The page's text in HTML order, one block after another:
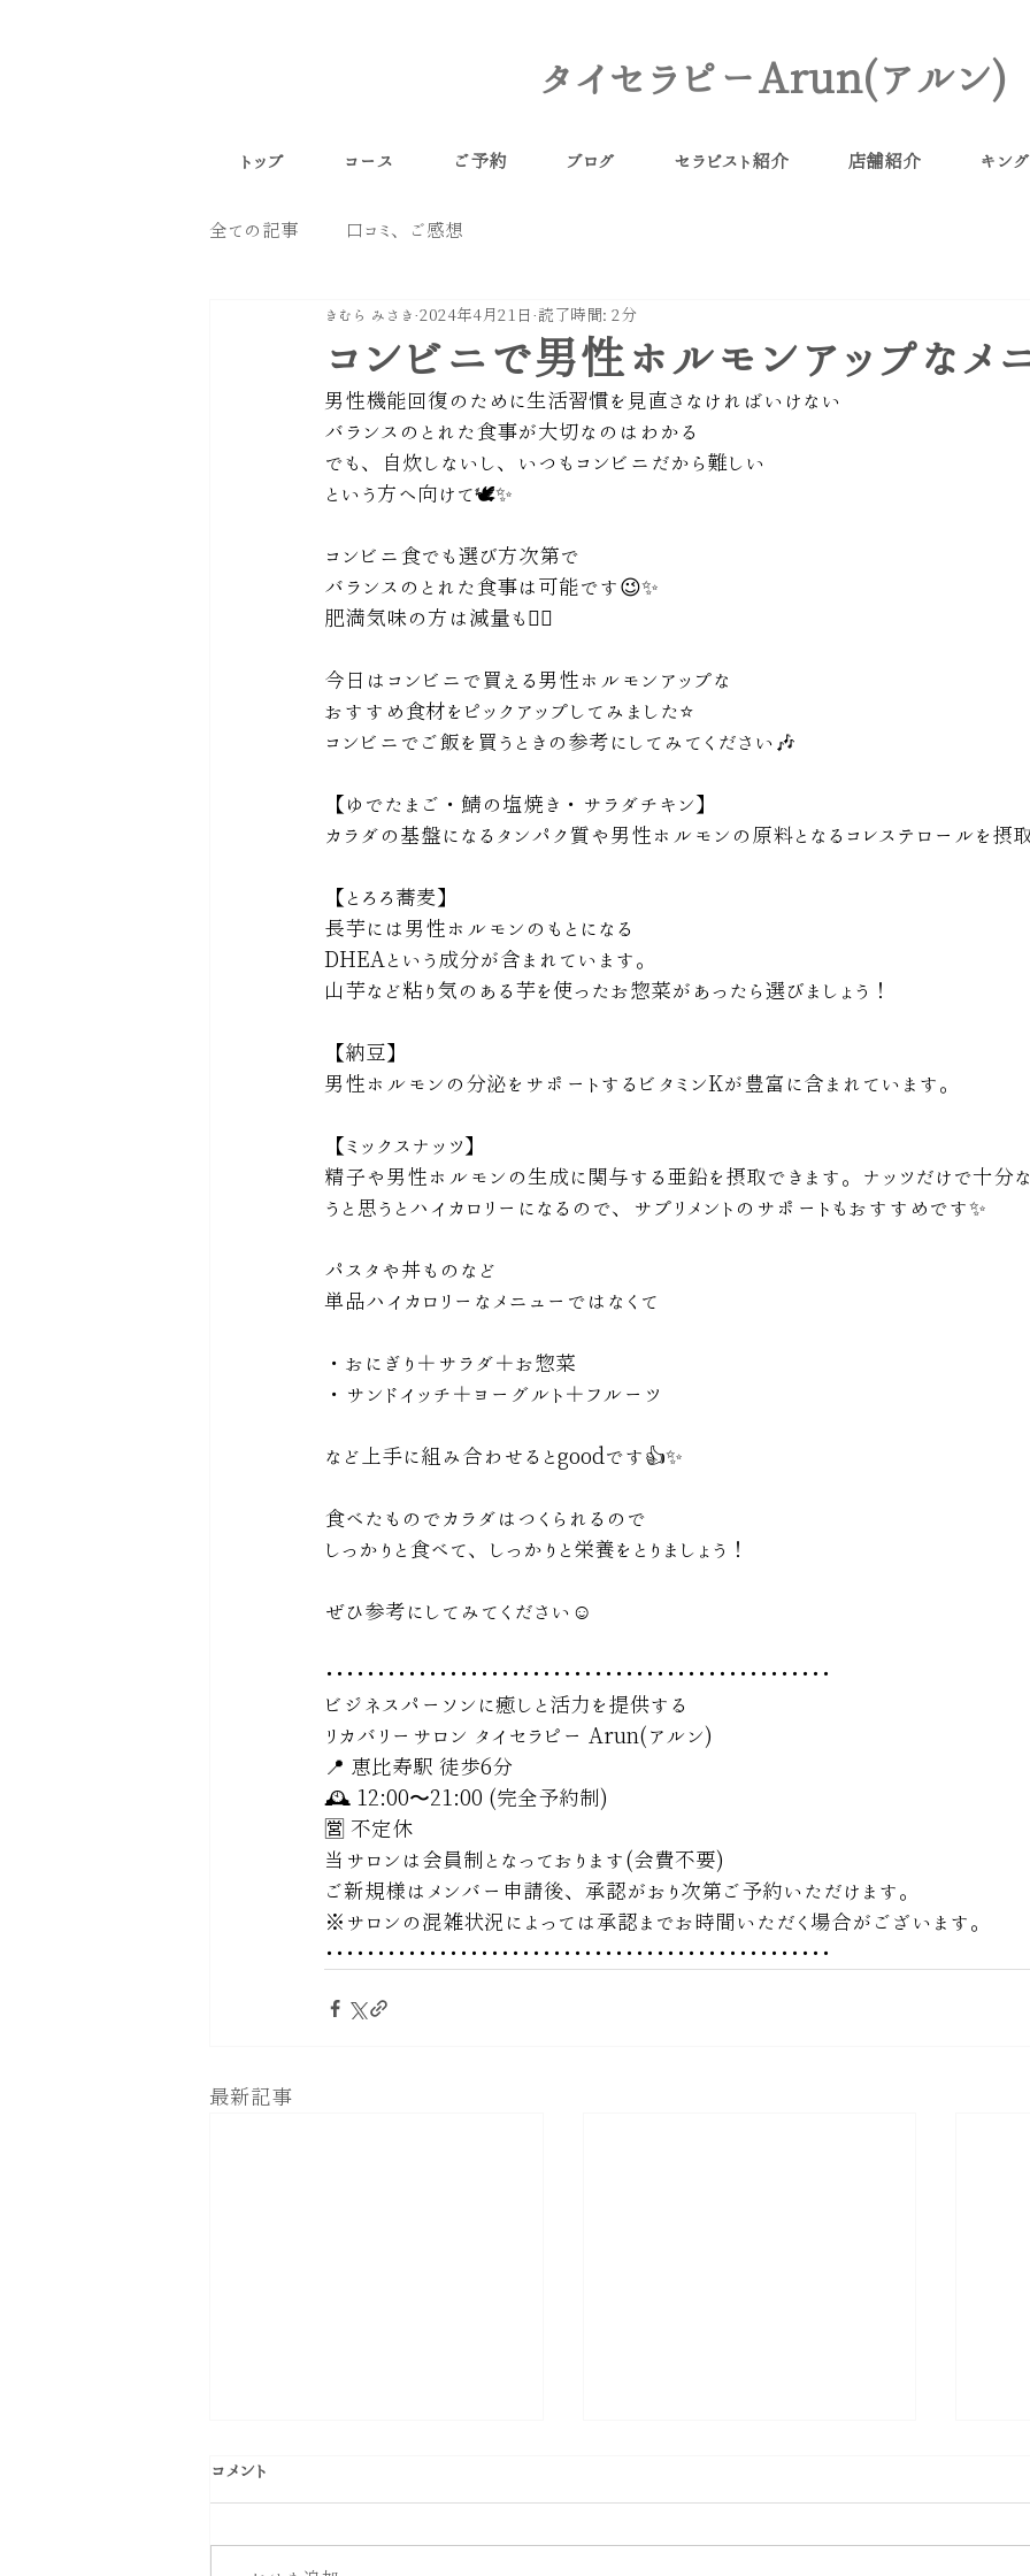
タイセラピーArun(アルン)
トップ コース ご予約 ブログ セラピスト紹介 店舗紹介 キン
全ての記事 口コミ、ご感想
コンビニで男性ホルモンアップなメ
きむら みさき 2024年4月21日 読了時間: 2分
男性機能回復のために生活習慣を見直さなければいけない
バランスのとれた食事が大切なのはわかる
でも、自炊しないし、いつもコンビニだから難しい
という方へ向けて🕊️✨
コンビニ食でも選び方次第で
バランスのとれた食事は可能です😉✨
肥満気味の方は減量も🙆‍♀️
今日はコンビニで買える男性ホルモンアップな
おすすめ食材をピックアップしてみました⭐️
コンビニでご飯を買うときの参考にしてみてください🎶
【ゆでたまご・鯖の塩焼き・サラダチキン】
カラダの基盤になるタンパク質や男性ホルモンの原料となるコレステロールを摂取
【とろろ蕎麦】
長芋には男性ホルモンのもとになる
DHEAという成分が含まれています。
山芋など粘り気のある芋を使ったお惣菜があったら選びましょう！
【納豆】
男性ホルモンの分泌をサポートするビタミンKが豊富に含まれています。
【ミックスナッツ】
精子や男性ホルモンの生成に関与する亜鉛を摂取できます。ナッツだけで十分
うと思うとハイカロリーになるので、サプリメントのサポートもおすすめです✨
パスタや丼ものなど
単品ハイカロリーなメニューではなくて
・おにぎり＋サラダ＋お惣菜
・サンドイッチ＋ヨーグルト＋フルーツ
など上手に組み合わせるとgoodです👍✨
食べたものでカラダはつくられるので
しっかりと食べて、しっかりと栄養をとりましょう！
ぜひ参考にしてみてください☺️
･････････････････････････････････････････････････
ビジネスパーソンに癒しと活力を提供する
リカバリーサロン タイセラピー Arun(アルン)
📍 恵比寿駅 徒歩6分
🕰 12:00〜21:00 (完全予約制)
🈺 不定休
当サロンは会員制となっております(会費不要)
ご新規様はメンバー申請後、承認がおり次第ご予約いただけます。
※サロンの混雑状況によっては承認までお時間いただく場合がございます。
･････････････････････････････････････････････････
最新記事
コメント